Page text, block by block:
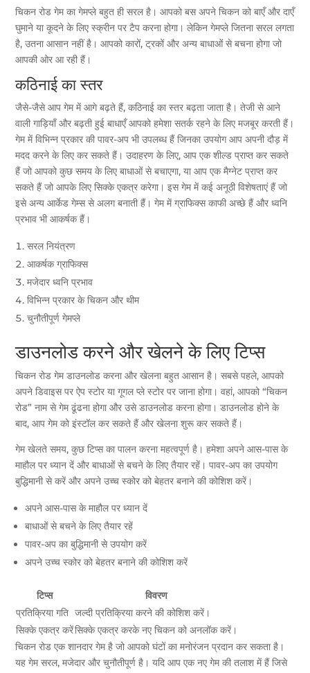
चिकन रोड गेम का गेमप्ले बहुत ही सरल है। आपको बस अपने चिकन को बाएँ और दाएँ
घुमाने या कूदने के लिए स्क्रीन पर टैप करना होगा। लेकिन गेमप्ले जितना सरल लगता
है, उतना आसान नहीं है। आपको कारों, ट्रकों और अन्य बाधाओं से बचना होगा जो
आपकी ओर आ रही हैं।
कठिनाई का स्तर
जैसे-जैसे आप गेम में आगे बढ़ते हैं, कठिनाई का स्तर बढ़ता जाता है। तेजी से आने
वाली गाड़ियाँ और बढ़ती हुई बाधाएँ आपको हमेशा सतर्क रहने के लिए मजबूर करती हैं।
गेम में विभिन्न प्रकार की पावर-अप भी उपलब्ध हैं जिनका उपयोग आप अपनी दौड़ में
मदद करने के लिए कर सकते हैं। उदाहरण के लिए, आप एक शील्ड प्राप्त कर सकते
हैं जो आपको कुछ समय के लिए बाधाओं से बचाएगा, या आप एक मैग्नेट प्राप्त कर
सकते हैं जो आपके लिए सिक्के एकत्र करेगा। इस गेम में कई अनूठी विशेषताएं हैं जो
इसे अन्य आर्केड गेम्स से अलग बनाती हैं। गेम में ग्राफिक्स काफी अच्छे हैं और ध्वनि
प्रभाव भी आकर्षक हैं।
सरल नियंत्रण
आकर्षक ग्राफिक्स
मजेदार ध्वनि प्रभाव
विभिन्न प्रकार के चिकन और थीम
चुनौतीपूर्ण गेमप्ले
डाउनलोड करने और खेलने के लिए टिप्स
चिकन रोड गेम डाउनलोड करना और खेलना बहुत आसान है। सबसे पहले, आपको
अपने डिवाइस पर ऐप स्टोर या गूगल प्ले स्टोर पर जाना होगा। वहां, आपको “चिकन
रोड” नाम से गेम ढूंढना होगा और उसे डाउनलोड करना होगा। डाउनलोड होने के
बाद, आप गेम को इंस्टॉल कर सकते हैं और खेलना शुरू कर सकते हैं।
गेम खेलते समय, कुछ टिप्स का पालन करना महत्वपूर्ण है। हमेशा अपने आस-पास के
माहौल पर ध्यान दें और बाधाओं से बचने के लिए तैयार रहें। पावर-अप का उपयोग
बुद्धिमानी से करें और अपने उच्च स्कोर को बेहतर बनाने की कोशिश करें।
अपने आस-पास के माहौल पर ध्यान दें
बाधाओं से बचने के लिए तैयार रहें
पावर-अप का बुद्धिमानी से उपयोग करें
अपने उच्च स्कोर को बेहतर बनाने की कोशिश करें
टिप्स
विवरण
प्रतिक्रिया गति जल्दी प्रतिक्रिया करने की कोशिश करें।
सिक्के एकत्र करेंसिक्के एकत्र करके नए चिकन को अनलॉक करें।
चिकन रोड एक शानदार गेम है जो आपको घंटों का मनोरंजन प्रदान कर सकता है।
यह गेम सरल, मजेदार और चुनौतीपूर्ण है। यदि आप एक नए गेम की तलाश में हैं जिसे